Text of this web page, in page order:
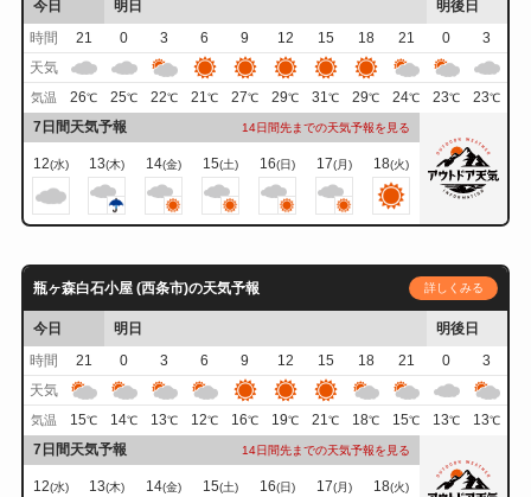
今日 明日
明後日
時間
21 0 3 6 9 12 15 18 21 0
3
天気
気温 26℃ 25℃ 22℃ 21℃ 27℃ 29℃ 31℃ 29℃ 24℃ 23℃ 23℃
7日間天気予報 14日間先までの天気予報を見る
12(水) 13(木) 14(金) 15(土) 16(日) 17(月) 18(火)
瓶ヶ森白石小屋 (西条市)の天気予報 詳しくみる
今日 明日
明後日
時間
21 0 3 6 9 12 15 18 21 0
3
天気
気温 15℃ 14℃ 13℃ 12℃ 16℃ 19℃ 21℃ 18℃ 15℃ 13℃ 13℃
7日間天気予報 14日間先までの天気予報を見る
12(水) 13(木) 14(金) 15(土) 16(日) 17(月) 18(火)